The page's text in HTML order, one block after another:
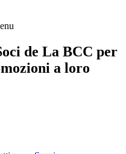
de La BCC per
a loro